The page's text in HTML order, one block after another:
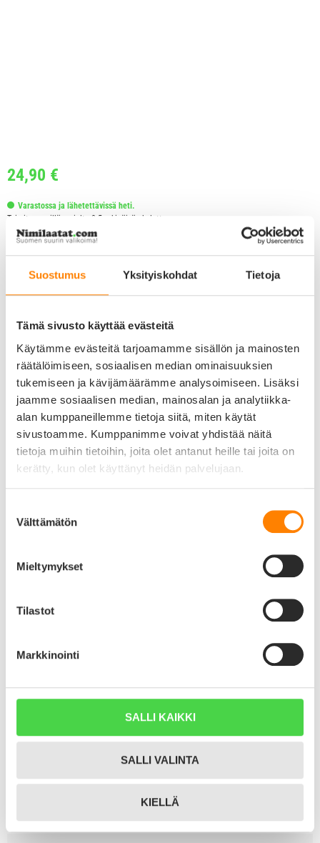
Suostumus Yksityiskohdat Tietoja
Tämä sivusto käyttää evästeitä
Käytämme evästeitä tarjoamamme sisällön ja mainosten
räätälöimiseen, sosiaalisen median ominaisuuksien
tukemiseen ja kävijämäärämme analysoimiseen. Lisäksi
jaamme sosiaalisen median, mainosalan ja analytiikka-
alan kumppaneillemme tietoja siitä, miten käytät
sivustoamme. Kumppanimme voivat yhdistää näitä
tietoja muihin tietoihin, joita olet antanut heille tai joita on
kerätty, kun olet käyttänyt heidän palvelujaan.
valinta
Välttämätön
Mieltymykset
Tilastot
Markkinointi
SALLI KAIKKI
SALLI VALINTA
KIELLÄ
24,90 €
Varastossa ja lähetettävissä heti.
Toimitus perillä arviolta 2-5 arkipäivän kuluttua.
Lue lisää toimitustavoista ja toimituskuluista.
4 tähteä
0%
2 tähteä
0%